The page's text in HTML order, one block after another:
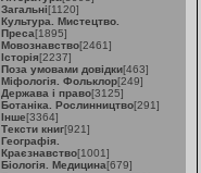
Загальні[1120]
Культура. Мистецтво.
Преса[1895]
Мовознавство[2461]
Історія[2237]
Поза умовами довідки[463]
Міфологія. Фольклор[249]
Держава і право[3125]
Ботаніка. Рослинництво[291]
Інше[3364]
Тексти книг[921]
Географія.
Краєзнавство[1001]
Біологія. Медицина[679]